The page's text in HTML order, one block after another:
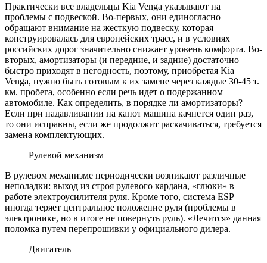
Практически все владельцы Kia Venga указывают на
проблемы с подвеской. Во-первых, они единогласно
обращают внимание на жесткую подвеску, которая
конструировалась для европейских трасс, и в условиях
российских дорог значительно снижает уровень комфорта. Во-
вторых, амортизаторы (и передние, и задние) достаточно
быстро приходят в негодность, поэтому, приобретая Kia
Venga, нужно быть готовым к их замене через каждые 30-45 т.
км. пробега, особенно если речь идет о подержанном
автомобиле. Как определить, в порядке ли амортизаторы?
Если при надавливании на капот машина качнется один раз,
то они исправны, если же продолжит раскачиваться, требуется
замена комплектующих.
Рулевой механизм
В рулевом механизме периодически возникают различные
неполадки: выход из строя рулевого кардана, «глюки» в
работе электроусилителя руля. Кроме того, система ESP
иногда теряет центральное положение руля (проблемы в
электронике, но в итоге не повернуть руль). «Лечится» данная
поломка путем перепрошивки у официального дилера.
Двигатель